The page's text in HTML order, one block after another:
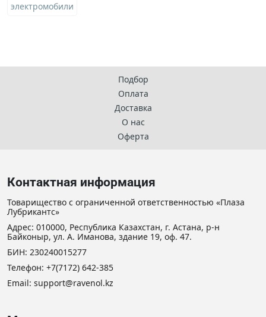
электромобили
Подбор
Оплата
Доставка
О нас
Оферта
Контактная информация
Товарищество с ограниченной ответственностью «Плаза
Лубрикантс»
Адрес: 010000, Республика Казахстан, г. Астана, р-н
Байконыр, ул. А. Иманова, здание 19, оф. 47.
БИН: 230240015277
Телефон: +7(7172) 642-385
Email: support@ravenol.kz